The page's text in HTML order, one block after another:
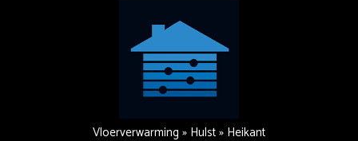
Vloerverwarming » Hulst» Heikant